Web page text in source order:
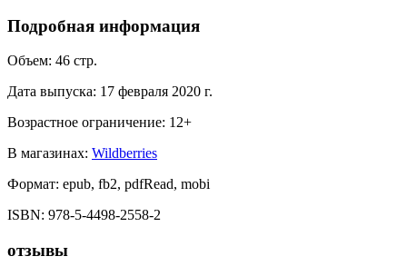
Подробная информация
Объем: 46 стр.
Дата выпуска: 17 февраля 2020 г.
Возрастное ограничение: 12+
В магазинах: Wildberries
Формат: epub, fb2, pdfRead, mobi
ISBN: 978-5-4498-2558-2
отзывы